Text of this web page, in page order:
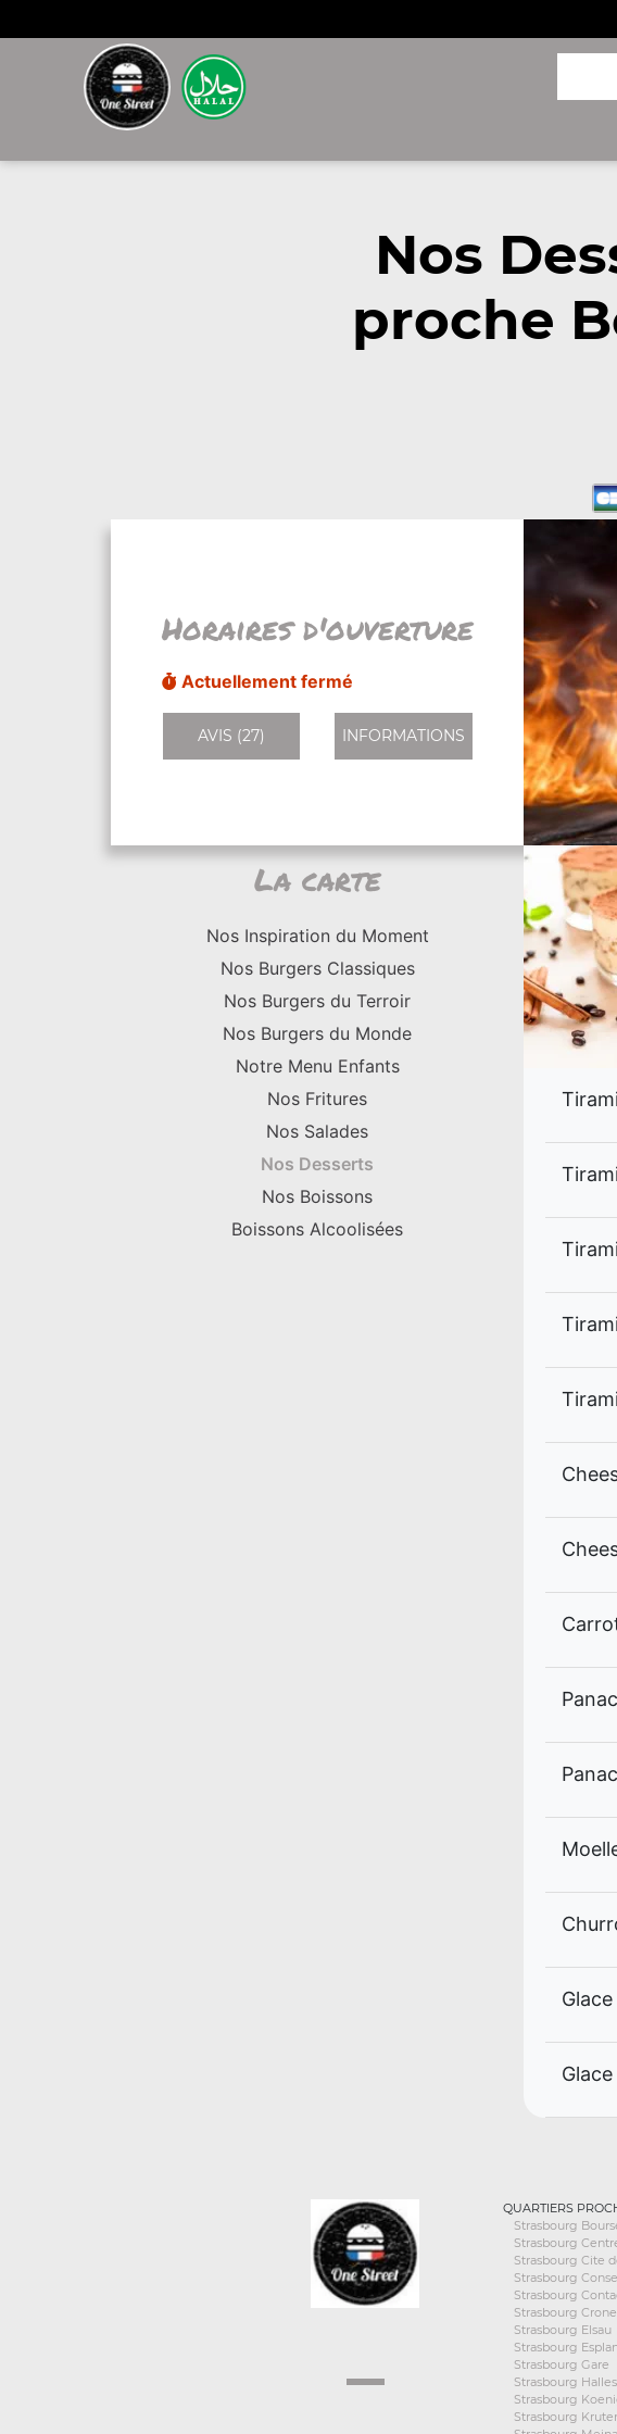
Nos
proche
Horaires d'ouverture
Actuellement fermé
AVIS (27) INFORMATIONS
La carte
Nos Inspiration du Moment
Nos Burgers Classiques
Nos Burgers du Terroir
Nos Burgers du Monde
Notre Menu Enfants
Nos Fritures
Nos Salades
Nos Desserts
Nos Boissons
Boissons Alcoolisées
QUARTIERS
Strasbourg
Strasbourg
Strasbourg Cite
Strasbourg
Strasbourg
Strasbourg
Strasbourg Elsau
Strasbourg
Strasbourg Gare
Strasbourg Halles
Strasbourg
Strasbourg